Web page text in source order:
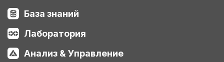
База знаний
Лаборатория
Анализ & Управление